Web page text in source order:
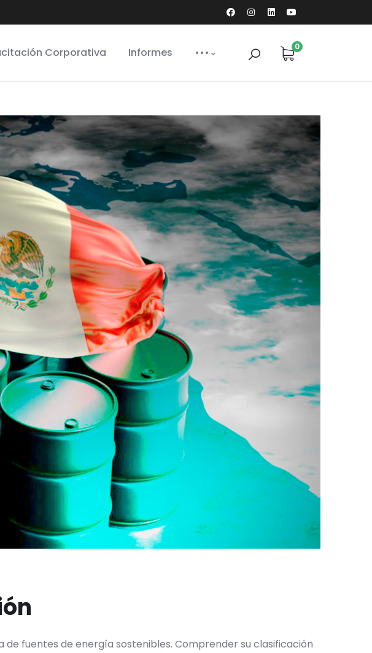
Corporativa Informes ••• 0
fuentes de energía sostenibles. Comprender su clasificación